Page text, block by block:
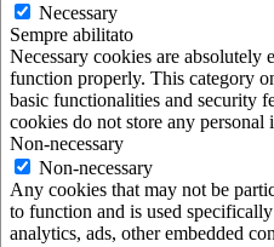
Necessary
Sempre abilitato
Necessary cookies are absolutely
function properly. This category
basic functionalities and security
cookies do not store any personal
Non-necessary
Non-necessary
Any cookies that may not be
to function and is used
analytics, ads, other embedded